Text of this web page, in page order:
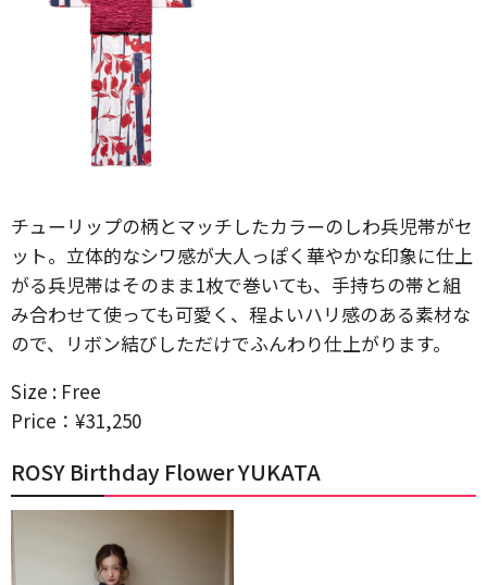
チューリップの柄とマッチしたカラーのしわ兵児帯がセ
ット。立体的なシワ感が大人っぽく華やかな印象に仕上
がる兵児帯はそのまま1枚で巻いても、手持ちの帯と組
み合わせて使っても可愛く、程よいハリ感のある素材な
ので、リボン結びしただけでふんわり仕上がります。
Size : Free
Price：¥31,250
ROSY Birthday Flower YUKATA